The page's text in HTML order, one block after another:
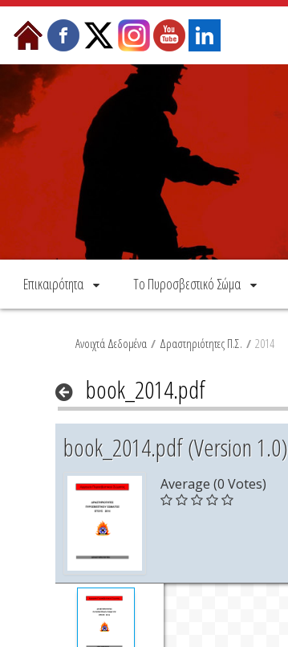
Skip to Content
Επικαιρότητα Το Πυροσβεστικό Σώμα
Ανοιχτά Δεδομένα / Δραστηριότητες Π.Σ. / 2014
book_2014.pdf
book_2014.pdf (Version 1.0)
Average (0 Votes)